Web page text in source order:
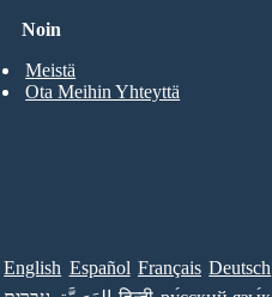
Noin
Meistä
Ota Meihin Yhteyttä
English Español Français Deutsch